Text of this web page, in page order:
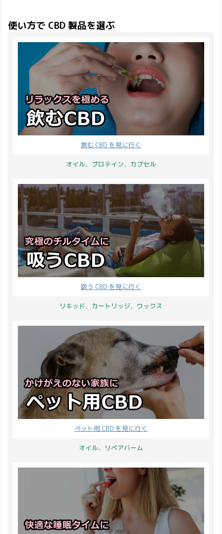
ビッグイベントといたし
まして、過去最大級のポ
イント還元フェスティバ
ルを開催いたします！ 開
催期間 2019年9月20日
(金)11:00から10月5 ...
決へと導いていくことが
できるから。 そこで重要
となるのが 内因性ないい
んせいカンナビノイド と
いう物質です。 急に難し
い言葉 ...
て、ひっかいて、あるい
ない様子で過ごしている
でしょう。 時には深く引
っかきすぎて、毛を失っ
たり血が出るまで刺激を
してしまうこともあるで
しょう。 肌のアレルギー
性皮膚炎は私たち人間に
とってはもちろんです
が、動物たちにとっても
す。 特にこの梅雨の時期
は… ペットのアレルギー
と治療法 多くの場合、ア
レルギーには対処法とし
てプレドニン（ステロイ
ドを多量に含む薬品）等
の医薬品に頼らざ ...
ら約3か月を迎えようと
しているタイミングでフ
ォロワーが777人になり
ました。
CBDMANiA（@dread_ru
nner） ※フォローすると
Yuge が喜びます♪ そこ
でフォロワー777人を記
念してキャンペーンを開
催します！ それでは詳細
です。 対象商品 対象商
なります。 CBD プロテ
イン ≫ 商品ページを確
認する ...
使い方で CBD 製品を選ぶ
飲む CBD を見に行く
オイル、プロテイン、カプセル
吸う CBD を見に行く
リキッド、カートリッジ、ワックス
ペット用 CBD を見に行く
オイル、リペアバーム